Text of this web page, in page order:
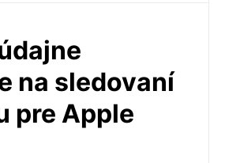
na sledovaní
pre Apple